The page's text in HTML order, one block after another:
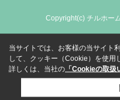
Copyright(c) チルホー
当サイトでは、お客様の当サイト
して、クッキー（Cookie）を使用
詳しくは、当社の 「Cookieの取扱